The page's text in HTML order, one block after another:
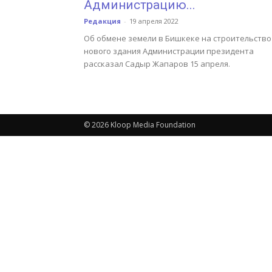
Администрацию...
Редакция - 19 апреля 2022
Об обмене земели в Бишкеке на строительство
нового здания Администрации президента
рассказал Садыр Жапаров 15 апреля.
© 2026 Kloop Media Foundation